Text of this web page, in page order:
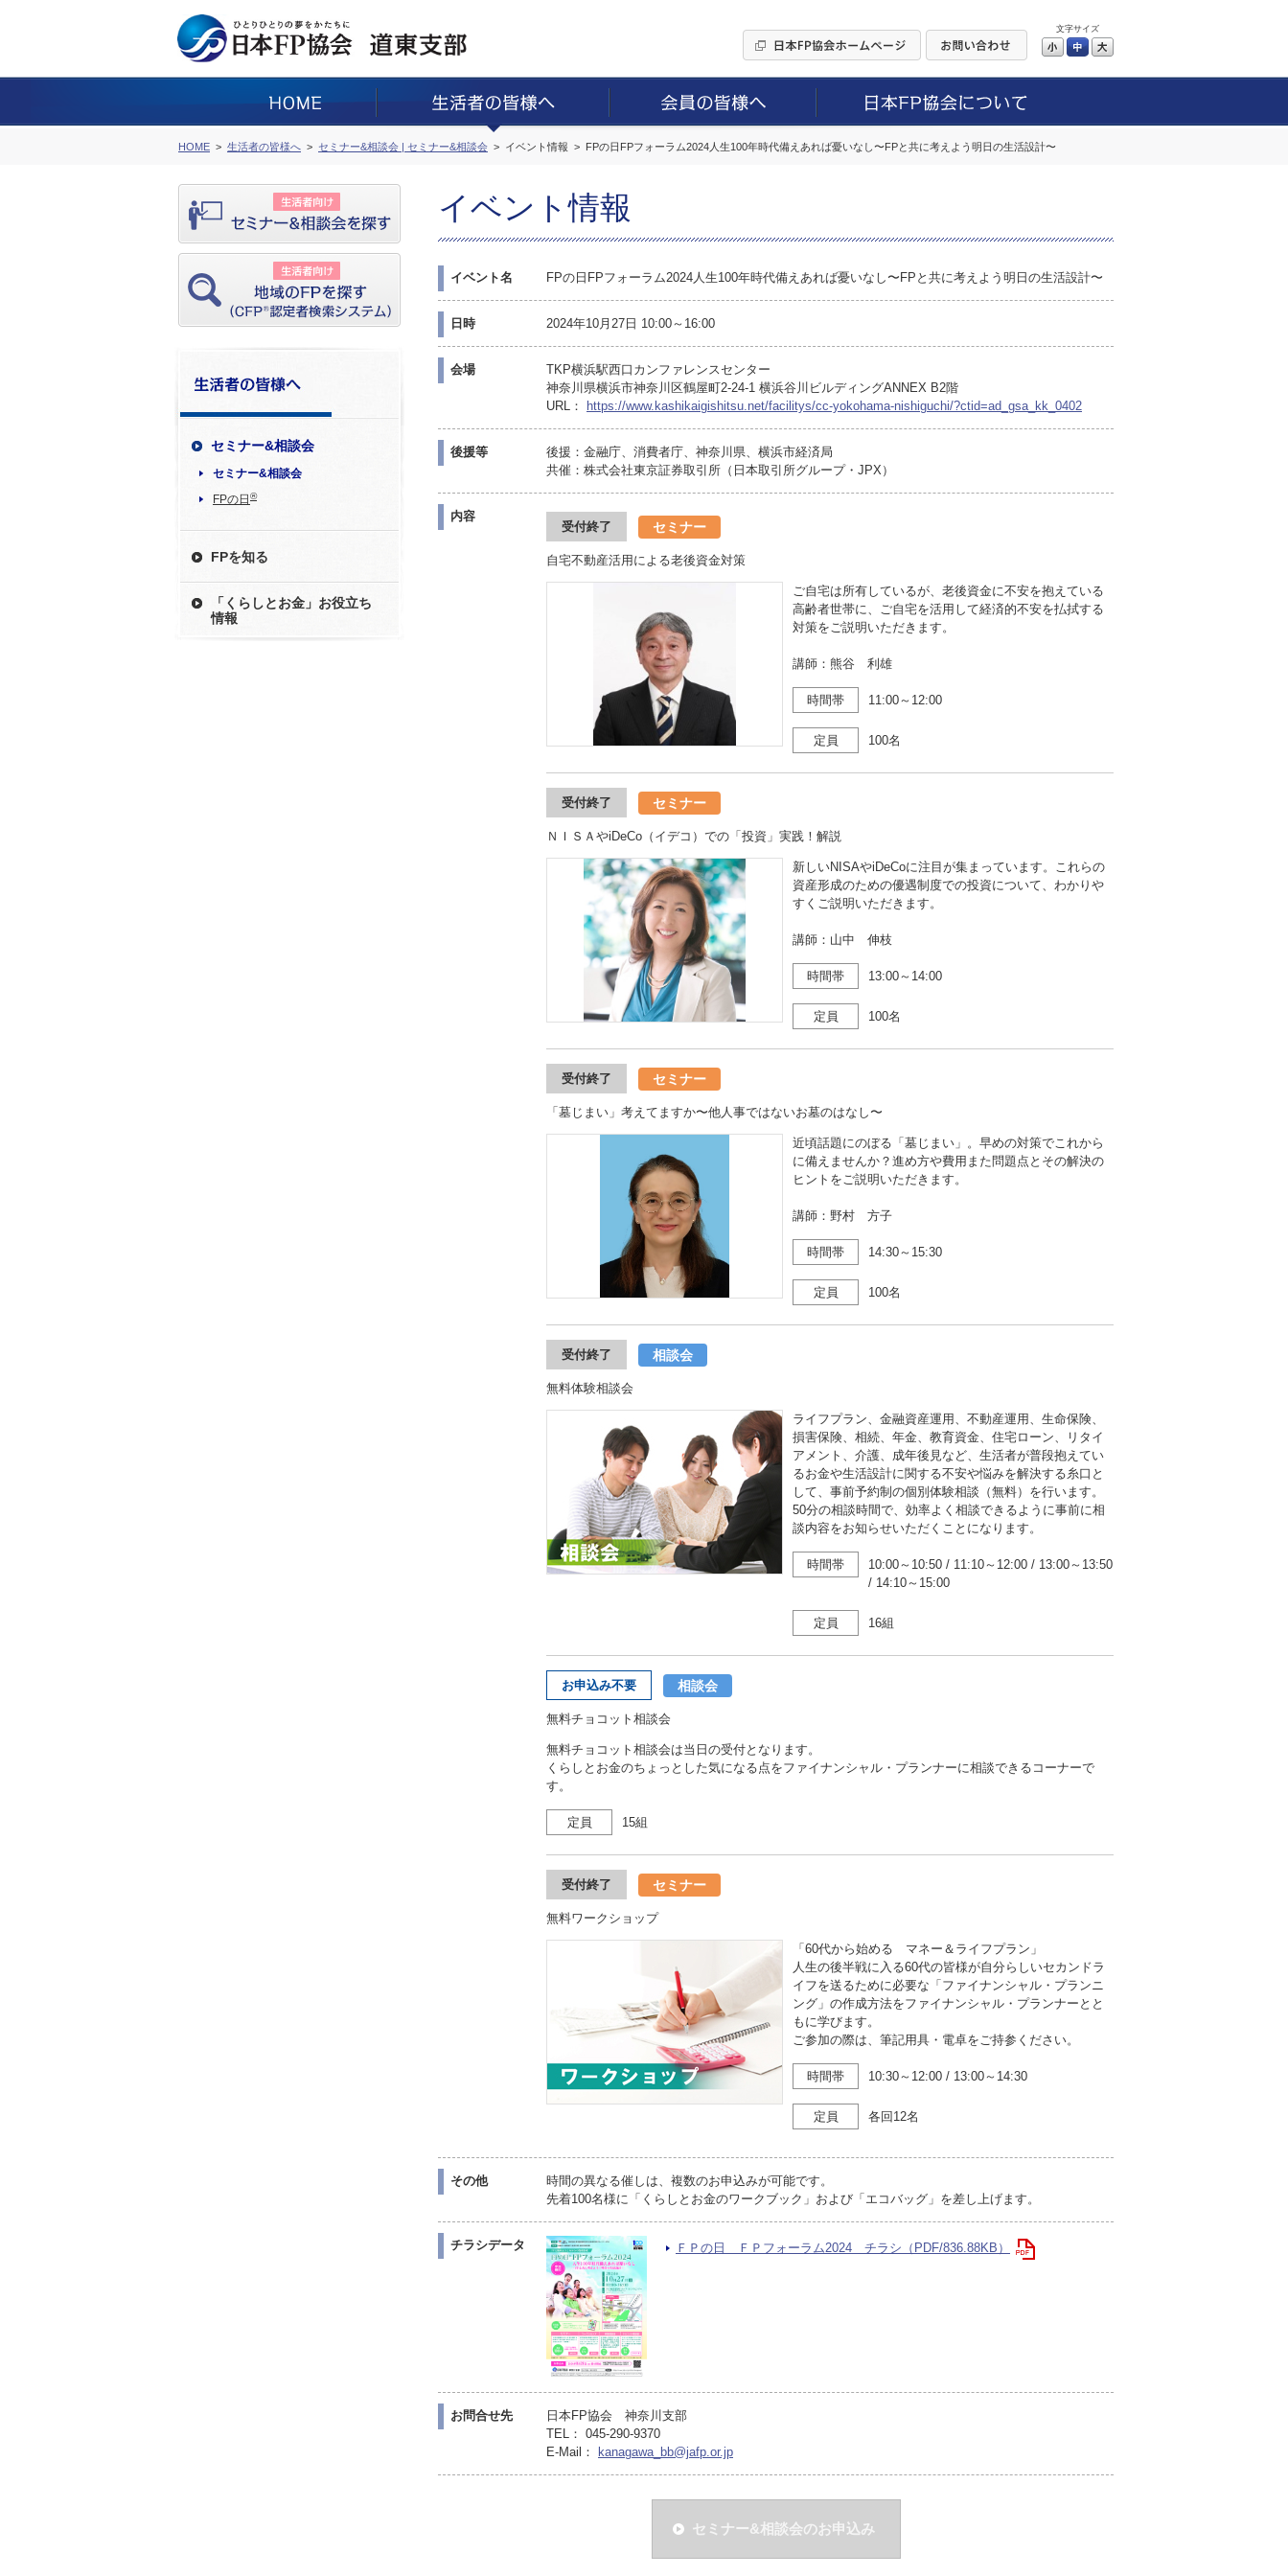
文字サイズ
小 中
HOME 生活者の皆様へ セミナー&相談会 | セミナー&相談会 イベント情報 FPの日FPフォーラム2024人生100年時代備えあれば憂いなし〜FPと共に考えよう明日の生活設計〜
セミナー&相談会
セミナー&相談会
FPの日 ®
FPを知る
「くらしとお金」お役立ち
情報
イベント情報
イベント名 FPの日FPフォーラム2024人生100年時代備えあれば憂いなし〜FPと共に考えよう明日の生活設計〜
日時 2024年10月27日 10:00～16:00
会場
TKP横浜駅西口カンファレンスセンター
神奈川県横浜市神奈川区鶴屋町2-24-1 横浜谷川ビルディングANNEX B2階
URL：
https://www.kashikaigishitsu.net/facilitys/cc-yokohama-nishiguchi/?ctid=ad_gsa_kk_0402
後援等
後援：金融庁、消費者庁、神奈川県、横浜市経済局
共催：株式会社東京証券取引所（日本取引所グループ・JPX）
内容
受付終了 セミナー
自宅不動産活用による老後資金対策
ご自宅は所有しているが、老後資金に不安を抱えている
高齢者世帯に、ご自宅を活用して経済的不安を払拭する
対策をご説明いただきます。
講師：熊谷 利雄
時間帯 11:00～12:00
定員 100名
受付終了 セミナー
ＮＩＳＡやiDeCo（イデコ）での「投資」実践！解説
新しいNISAやiDeCoに注目が集まっています。これらの
資産形成のための優遇制度での投資について、わかりや
すくご説明いただきます。
講師：山中 伸枝
時間帯 13:00～14:00
定員 100名
受付終了 セミナー
「墓じまい」考えてますか〜他人事ではないお墓のはなし〜
近頃話題にのぼる「墓じまい」。早めの対策でこれから
に備えませんか？進め方や費用また問題点とその解決の
ヒントをご説明いただきます。
講師：野村 方子
時間帯 14:30～15:30
定員 100名
受付終了 相談会
無料体験相談会
ライフプラン、金融資産運用、不動産運用、生命保険、
損害保険、相続、年金、教育資金、住宅ローン、リタイ
アメント、介護、成年後見など、生活者が普段抱えてい
るお金や生活設計に関する不安や悩みを解決する糸口と
して、事前予約制の個別体験相談（無料）を行います。
50分の相談時間で、効率よく相談できるように事前に相
談内容をお知らせいただくことになります。
時間帯 10:00～10:50 / 11:10～12:00 / 13:00～13:50
/ 14:10～15:00
定員 16組
お申込み不要 相談会
無料チョコット相談会
無料チョコット相談会は当日の受付となります。
くらしとお金のちょっとした気になる点をファイナンシャル・プランナーに相談できるコーナーで
す。
定員 15組
受付終了 セミナー
無料ワークショップ
「60代から始める マネー＆ライフプラン」
人生の後半戦に入る60代の皆様が自分らしいセカンドラ
イフを送るために必要な「ファイナンシャル・プランニ
ング」の作成方法をファイナンシャル・プランナーとと
もに学びます。
ご参加の際は、筆記用具・電卓をご持参ください。
時間帯 10:30～12:00 / 13:00～14:30
定員 各回12名
その他
時間の異なる催しは、複数のお申込みが可能です。
先着100名様に「くらしとお金のワークブック」および「エコバッグ」を差し上げます。
チラシデータ ＦＰの日 ＦＰフォーラム2024 チラシ（PDF/836.88KB）
お問合せ先
日本FP協会 神奈川支部
TEL： 045-290-9370
E-Mail：
kanagawa_bb@jafp.or.jp
セミナー&相談会のお申込み